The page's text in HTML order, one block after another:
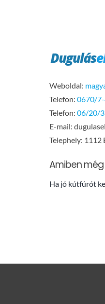
Weboldal:
Telefon: 0670/
Telefon: 06/20/
E-mail:
Telephely: 1112
Amiben
Ha jó kútfúrót